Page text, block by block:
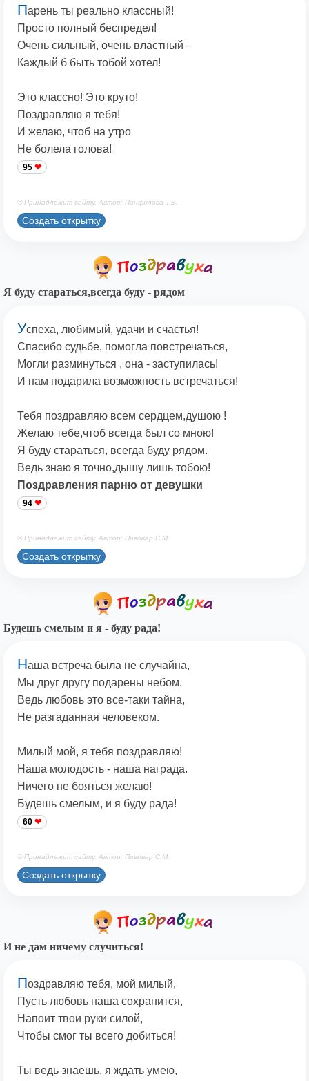
Парень ты реально классный!
Просто полный беспредел!
Очень сильный, очень властный –
Каждый б быть тобой хотел!
Это классно! Это круто!
Поздравляю я тебя!
И желаю, чтоб на утро
Не болела голова!
95
© Принадлежит сайту. Автор: Панфилова Т.В.
Создать открытку
Я буду стараться,всегда буду - рядом
Успеха, любимый, удачи и счастья!
Спасибо судьбе, помогла повстречаться,
Могли разминуться , она - заступилась!
И нам подарила возможность встречаться!
Тебя поздравляю всем сердцем,душою !
Желаю тебе,чтоб всегда был со мною!
Я буду стараться, всегда буду рядом.
Ведь знаю я точно,дышу лишь тобою!
Поздравления парню от девушки
94
© Принадлежит сайту. Автор: Пивовар С.М.
Создать открытку
Будешь смелым и я - буду рада!
Наша встреча была не случайна,
Мы друг другу подарены небом.
Ведь любовь это все-таки тайна,
Не разгаданная человеком.
Милый мой, я тебя поздравляю!
Наша молодость - наша награда.
Ничего не бояться желаю!
Будешь смелым, и я буду рада!
60
© Принадлежит сайту. Автор: Пивовар С.М.
Создать открытку
И не дам ничему случиться!
Поздравляю тебя, мой милый,
Пусть любовь наша сохранится,
Напоит твои руки силой,
Чтобы смог ты всего добиться!
Ты ведь знаешь, я ждать умею,